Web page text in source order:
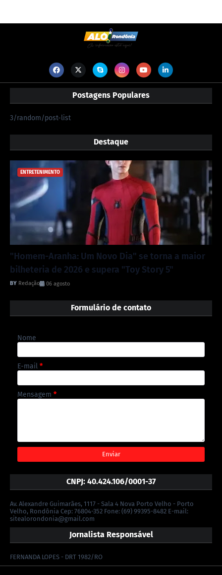
Postagens Populares
3/random/post-list
Destaque
ENTRETENIMENTO
"Homem-Aranha: Um Novo Dia" se torna a maior
bilheteria de 2026 e supera "Toy Story 5"
Redação 06 agosto
Formulário de contato
Nome
E-mail *
Mensagem *
CNPJ: 40.424.106/0001-37
Av. Alexandre Guimarães, 1117 - Sala 4 Nova Porto Velho - Porto
Velho, Rondônia Cep: 76804-352 Fone: (69) 99395-8482 E-mail:
sitealorondonia@gmail.com
Jornalista Responsável
FERNANDA LOPES - DRT 1982/RO